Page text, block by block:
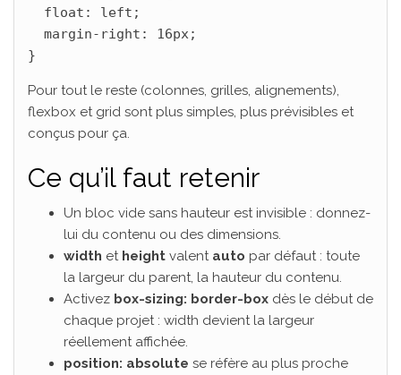
  float: left;
  margin-right: 16px;
}
Pour tout le reste (colonnes, grilles, alignements),
flexbox et grid sont plus simples, plus prévisibles et
conçus pour ça.
Ce qu’il faut retenir
Un bloc vide sans hauteur est invisible : donnez-
lui du contenu ou des dimensions.
width et height valent auto par défaut : toute
la largeur du parent, la hauteur du contenu.
Activez box-sizing: border-box dès le début de
chaque projet : width devient la largeur
réellement affichée.
position: absolute se réfère au plus proche